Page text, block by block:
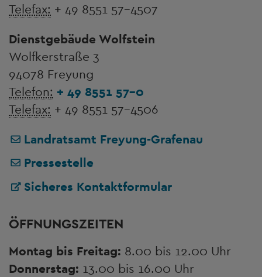
Telefax: + 49 8551 57-4507
Dienstgebäude Wolfstein
Wolfkerstraße 3
94078 Freyung
Telefon: + 49 8551 57-0
Telefax: + 49 8551 57-4506
Landratsamt Freyung-Grafenau
Pressestelle
Sicheres Kontaktformular
ÖFFNUNGSZEITEN
Montag bis Freitag: 8.00 bis 12.00 Uhr
Donnerstag: 13.00 bis 16.00 Uhr